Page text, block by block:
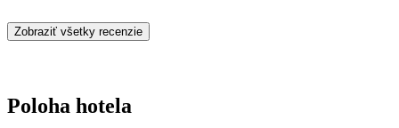
Zobraziť všetky recenzie
Poloha hotela